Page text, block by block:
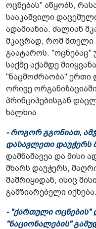
ოცნებას" აწყობს,
სააკაშვილი
ადამიანია. ძალიან
მკაცრად, რომ მთელი
გაატაროს. "ოცნებაც"
საქმე აქამდე
"ნაცმოძრაობა" ერთი
ორივე
პრინციპებისგან
ხალხია.
- როგორ გგონიათ,
დასავლეთი დაუჭერს
დამნაშავეა და მისი
მხარს დაუჭერს,
მაშრიყიდან, ისიც
გამზიარებელი იქნება.
- "ქართული ოცნების"
"ნაციონალების"